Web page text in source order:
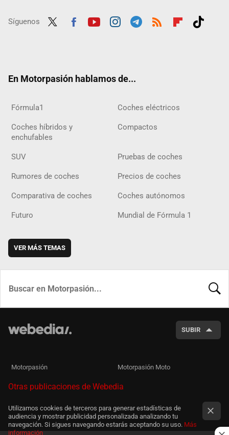
Síguenos
En Motorpasión hablamos de...
Fórmula1 Coches eléctricos
Coches híbridos y
enchufables
Compactos
SUV Pruebas de coches
Rumores de coches Precios de coches
Comparativa de coches Coches autónomos
Futuro Mundial de Fórmula 1
VER MÁS TEMAS
SUBIR
Motorpasión Motorpasión Moto
Otras publicaciones de Webedia
Utilizamos cookies de terceros para generar estadísticas de
audiencia y mostrar publicidad personalizada analizando tu
navegación. Si sigues navegando estarás aceptando su uso. Más
información